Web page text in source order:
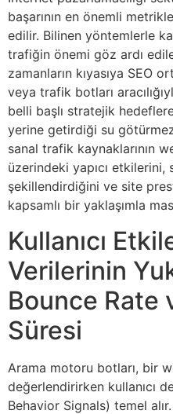
başarının en önemli
edilir. Bilinen yöntemlerle
trafiğin önemi göz ardı
zamanların kıyasıya SEO
veya trafik botları
belli başlı stratejik
yerine getirdiği su
sanal trafik kaynaklarının
üzerindeki yapıcı etkilerini,
şekillendirdiğini ve site
kapsamlı bir yaklaşımla
Kullanıcı
Verilerinin
Bounce Rate
Süresi
Arama motoru botları, bir
değerlendirirken kullanıcı
Behavior Signals) temel